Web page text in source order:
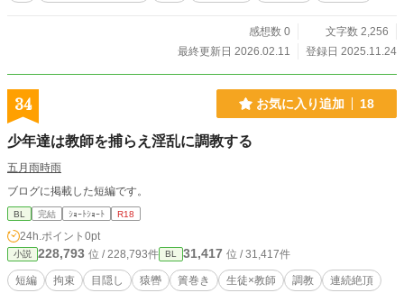
感想数 0
文字数 2,256
最終更新日 2026.02.11
登録日 2025.11.24
34 お気に入り追加 18
少年達は教師を捕らえ淫乱に調教する
五月雨時雨
ブログに掲載した短編です。
BL 完結 ｼｮｰﾄｼｮｰﾄ R18
24h.ポイント 0pt
小説 228,793 位 / 228,793件 BL 31,417 位 / 31,417件
短編 拘束 目隠し 猿轡 簀巻き 生徒×教師 調教 連続絶頂